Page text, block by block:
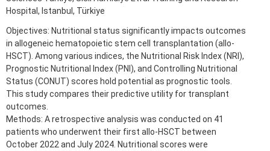
Hospital, Istanbul, Türkiye
Objectives: Nutritional status significantly impacts outcomes
in allogeneic hematopoietic stem cell transplantation (allo-
HSCT). Among various indices, the Nutritional Risk Index (NRI),
Prognostic Nutritional Index (PNI), and Controlling Nutritional
Status (CONUT) scores hold potential as prognostic tools.
This study compares their predictive utility for transplant
outcomes.
Methods: A retrospective analysis was conducted on 41
patients who underwent their first allo-HSCT between
October 2022 and July 2024. Nutritional scores were